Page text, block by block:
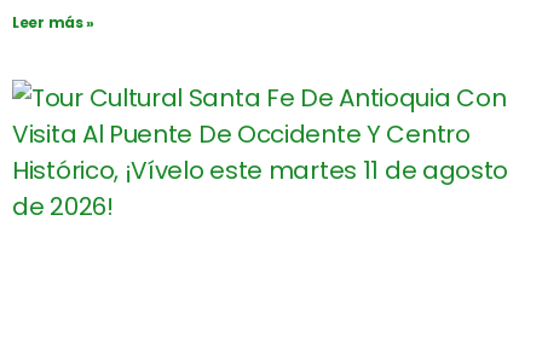
Leer más »